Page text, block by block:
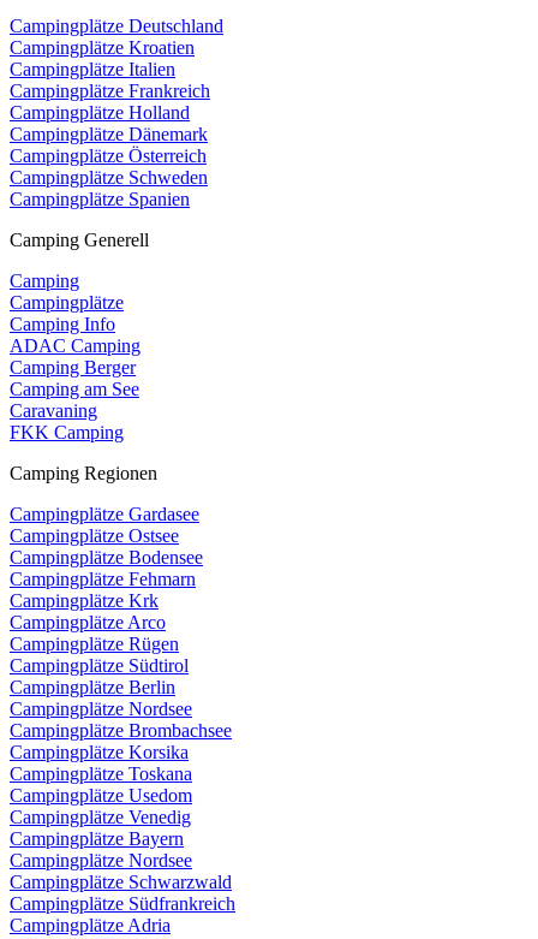
Campingplätze Deutschland
Campingplätze Kroatien
Campingplätze Italien
Campingplätze Frankreich
Campingplätze Holland
Campingplätze Dänemark
Campingplätze Österreich
Campingplätze Schweden
Campingplätze Spanien
Camping Generell
Camping
Campingplätze
Camping Info
ADAC Camping
Camping Berger
Camping am See
Caravaning
FKK Camping
Camping Regionen
Campingplätze Gardasee
Campingplätze Ostsee
Campingplätze Bodensee
Campingplätze Fehmarn
Campingplätze Krk
Campingplätze Arco
Campingplätze Rügen
Campingplätze Südtirol
Campingplätze Berlin
Campingplätze Nordsee
Campingplätze Brombachsee
Campingplätze Korsika
Campingplätze Toskana
Campingplätze Usedom
Campingplätze Venedig
Campingplätze Bayern
Campingplätze Nordsee
Campingplätze Schwarzwald
Campingplätze Südfrankreich
Campingplätze Adria